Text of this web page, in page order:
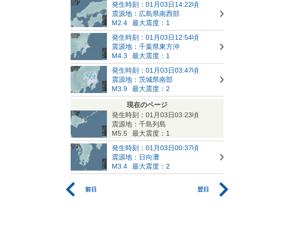
発生時刻：01月03日14:22頃
震源地：広島県南西部
M2.4
最大震度：1
発生時刻：01月03日12:54頃
震源地：千葉県東方沖
M4.3
最大震度：1
発生時刻：01月03日03:47頃
震源地：茨城県南部
M3.9
最大震度：2
現在のページ
発生時刻：01月03日03:23頃
震源地：千島列島
M5.5
最大震度：1
発生時刻：01月03日00:37頃
震源地：日向灘
M3.4
最大震度：2
前日 翌日